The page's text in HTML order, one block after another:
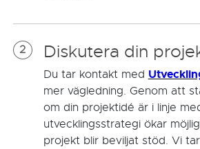
2 Diskutera din
Du tar kontakt med
mer vägledning. Genom att
om din projektidé är i linje
utvecklingsstrategi ökar
projekt blir beviljat stöd. Vi